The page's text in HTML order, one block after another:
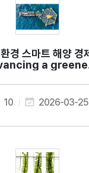
a
10 2026-03-25